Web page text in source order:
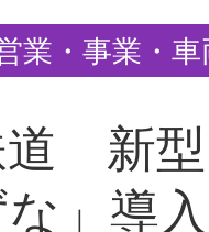
業・事業・
道 新
」導入